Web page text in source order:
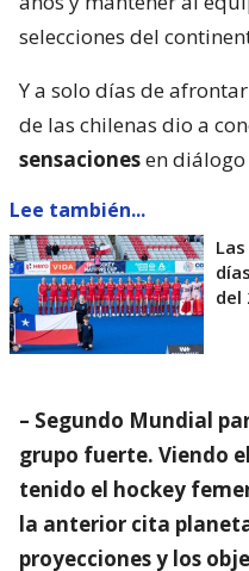
selecciones del
Y a solo días de
de las chilenas dio a
sensacionesen diálogo
Lee también...
del
– Segundo Mundial
grupo fuerte. Viendo
tenido el hockey
la anterior cita
proyecciones y los